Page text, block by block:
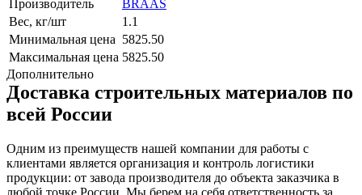
Производитель
BRAAS
Вес, кг/шт
1.1
Минимальная цена 5825.50
Максимальная цена 5825.50
Дополнительно
Доставка строительных материалов по
всей России
Одним из преимуществ нашей компании для работы с
клиентами является организация и контроль логистики
продукции: от завода производителя до объекта заказчика в
любой точке России. Мы берем на себя ответственность за